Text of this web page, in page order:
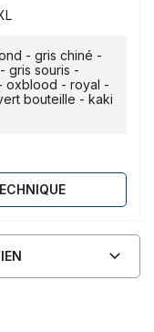
- gris chiné -
gris souris -
oxblood - royal -
bouteille - kaki